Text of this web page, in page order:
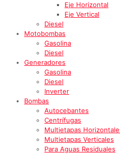
Eje Horizontal
Eje Vertical
Diesel
Motobombas
Gasolina
Diesel
Generadores
Gasolina
Diesel
Inverter
Bombas
Autocebantes
Centrífugas
Multietapas
Multietapas Verticales
Para Aguas Residuales